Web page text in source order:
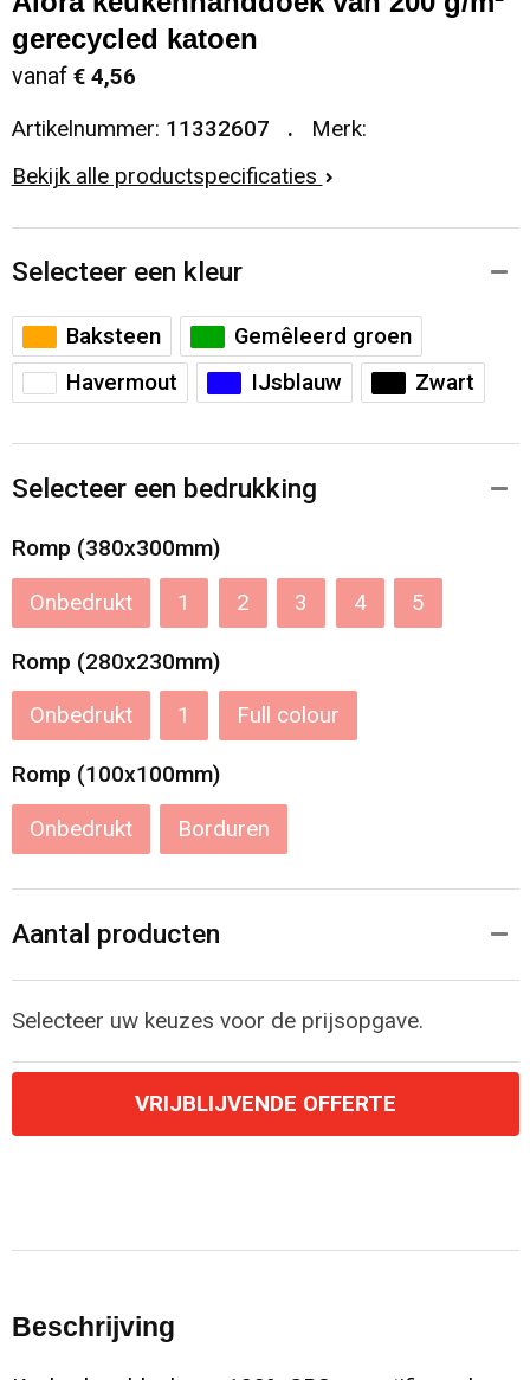
gerecycled katoen
vanaf € 4,56
Artikelnummer: 11332607
Merk:
Bekijk alle productspecificaties
Selecteer een kleur
Baksteen
Gemêleerd groen
Havermout
IJsblauw Zwart
Selecteer een bedrukking
Romp (380x300mm)
Onbedrukt 1 2 3 4 5
Romp (280x230mm)
Onbedrukt 1 Full colour
Romp (100x100mm)
Onbedrukt Borduren
Aantal producten
Selecteer uw keuzes voor de prijsopgave.
VRIJBLIJVENDE OFFERTE
Beschrijving